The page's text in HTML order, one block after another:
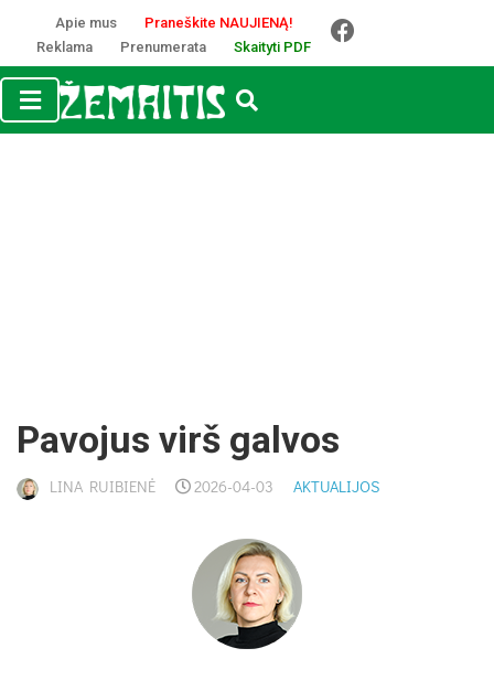
Apie mus
Praneškite NAUJIENĄ!
Reklama
Prenumerata Skaityti PDF
Pa­vo­jus virš gal­vos
LINA RUIBIENĖ 2026-04-03 AKTUALIJOS